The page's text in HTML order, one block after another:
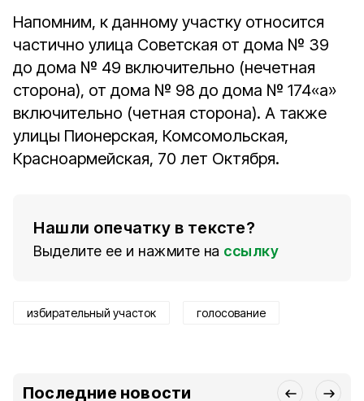
Напомним, к данному участку относится
частично улица Советская от дома № 39
до дома № 49 включительно (нечетная
сторона), от дома № 98 до дома № 174«а»
включительно (четная сторона). А также
улицы Пионерская, Комсомольская,
Красноармейская, 70 лет Октября.
Нашли опечатку в тексте?
Выделите ее и нажмите на ссылку
избирательный участок голосование
Последние новости